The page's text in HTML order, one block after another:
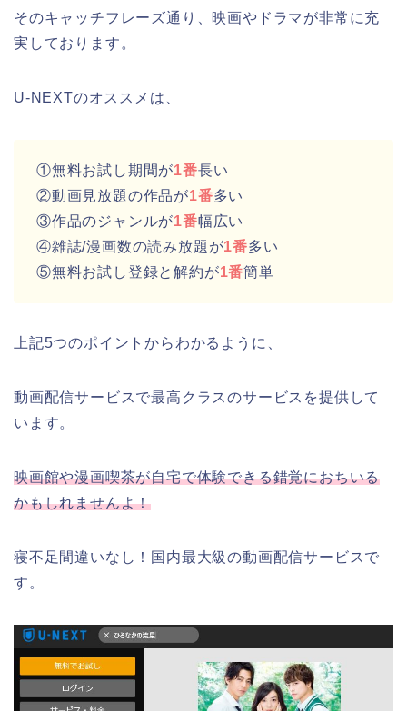
そのキャッチフレーズ通り、映画やドラマが非常に充
実しております。
U-NEXTのオススメは、
①無料お試し期間が1番長い
②動画見放題の作品が1番多い
③作品のジャンルが1番幅広い
④雑誌/漫画数の読み放題が1番多い
⑤無料お試し登録と解約が1番簡単
上記5つのポイントからわかるように、
動画配信サービスで最高クラスのサービスを提供して
います。
映画館や漫画喫茶が自宅で体験できる錯覚におちいる
かもしれませんよ！
寝不足間違いなし！国内最大級の動画配信サービスで
す。